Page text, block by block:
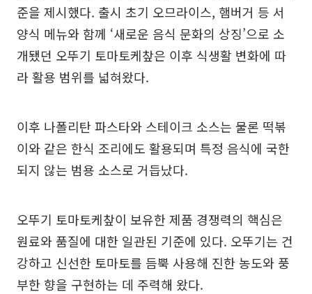
준을 제시했다. 출시 초기 오므라이스, 햄버거 등 서
양식 메뉴와 함께 ‘새로운 음식 문화의 상징’으로 소
개됐던 오뚜기 토마토케챂은 이후 식생활 변화에 따
라 활용 범위를 넓혀왔다.
이후 나폴리탄 파스타와 스테이크 소스는 물론 떡볶
이와 같은 한식 조리에도 활용되며 특정 음식에 국한
되지 않는 범용 소스로 거듭났다.
오뚜기 토마토케챂이 보유한 제품 경쟁력의 핵심은
원료와 품질에 대한 일관된 기준에 있다. 오뚜기는 건
강하고 신선한 토마토를 듬뿍 사용해 진한 농도와 풍
부한 향을 구현하는 데 주력해 왔다.